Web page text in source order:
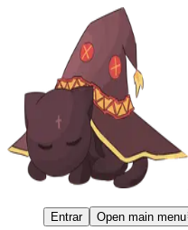
Entrar Open main menu